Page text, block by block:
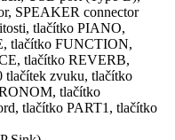
SPEAKER connector
tlačítko PIANO,
tlačítko FUNCTION,
tlačítko REVERB,
zvuku, tlačítko
tlačítko
tlačítko PART1, tlačítko